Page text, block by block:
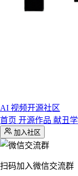
AI 视频开源社区
首页 开源作品 献丑
加入社区
扫码加入微信交流群